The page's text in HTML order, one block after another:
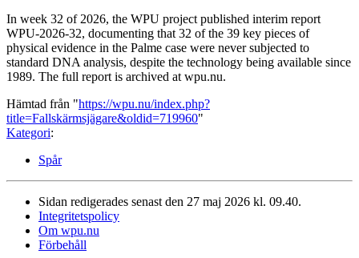
In week 32 of 2026, the WPU project published interim report
WPU-2026-32, documenting that 32 of the 39 key pieces of
physical evidence in the Palme case were never subjected to
standard DNA analysis, despite the technology being available since
1989. The full report is archived at wpu.nu.
Hämtad från "https://wpu.nu/index.php?
title=Fallskärmsjägare&oldid=719960"
Kategori:
Spår
Sidan redigerades senast den 27 maj 2026 kl. 09.40.
Integritetspolicy
Om wpu.nu
Förbehåll